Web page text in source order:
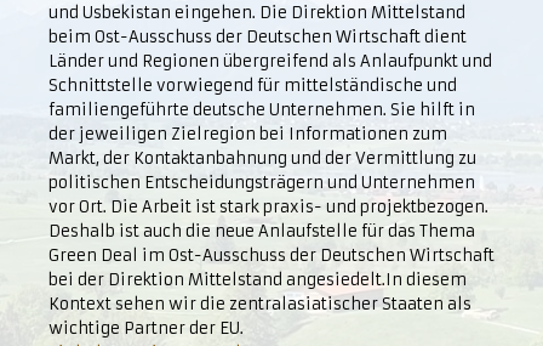
und Usbekistan eingehen. Die Direktion Mittelstand
beim Ost-Ausschuss der Deutschen Wirtschaft dient
Länder und Regionen übergreifend als Anlaufpunkt und
Schnittstelle vorwiegend für mittelständische und
familiengeführte deutsche Unternehmen. Sie hilft in
der jeweiligen Zielregion bei Informationen zum
Markt, der Kontaktanbahnung und der Vermittlung zu
politischen Entscheidungsträgern und Unternehmen
vor Ort. Die Arbeit ist stark praxis- und projektbezogen.
Deshalb ist auch die neue Anlaufstelle für das Thema
Green Deal im Ost-Ausschuss der Deutschen Wirtschaft
bei der Direktion Mittelstand angesiedelt.In diesem
Kontext sehen wir die zentralasiatischer Staaten als
wichtige Partner der EU.